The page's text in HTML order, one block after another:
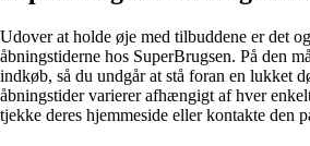
Udover at holde øje med tilbuddene er det
åbningstiderne hos SuperBrugsen. På den
indkøb, så du undgår at stå foran en lukket
åbningstider varierer afhængigt af hver
tjekke deres hjemmeside eller kontakte den